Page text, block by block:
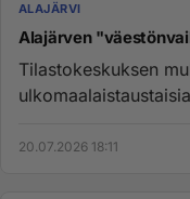
ALAJÄRVI
Alajärven
Tilastokeskuksen
20.07.2026 18:11